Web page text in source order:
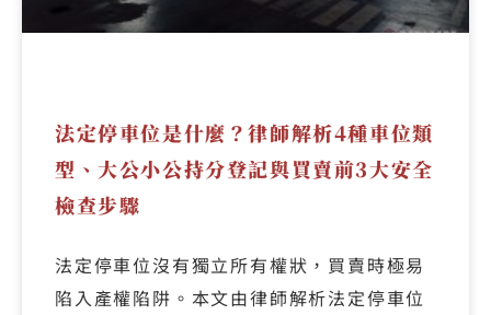
法定停車位是什麼？律師解析4種車位類
型、大公小公持分登記與買賣前3大安全
檢查步驟
法定停車位沒有獨立所有權狀，買賣時極易
陷入產權陷阱。本文由律師解析法定停車位